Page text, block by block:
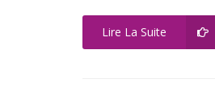
Lire La Suite